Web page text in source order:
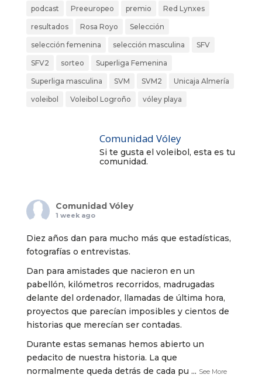
podcast Preeuropeo premio Red Lynxes
resultados Rosa Royo Selección
selección femenina selección masculina SFV
SFV2 sorteo Superliga Femenina
Superliga masculina SVM SVM2 Unicaja Almería
voleibol Voleibol Logroño vóley playa
Comunidad Vóley
Si te gusta el voleibol, esta es tu
comunidad.
Comunidad Vóley
1 week ago
Diez años dan para mucho más que estadísticas,
fotografías o entrevistas.
Dan para amistades que nacieron en un
pabellón, kilómetros recorridos, madrugadas
delante del ordenador, llamadas de última hora,
proyectos que parecían imposibles y cientos de
historias que merecían ser contadas.
Durante estas semanas hemos abierto un
pedacito de nuestra historia. La que
normalmente queda detrás de cada pu ... See More